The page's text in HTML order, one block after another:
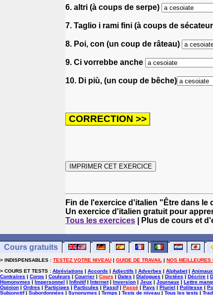
6. altri (à coups de serpe)
7. Taglio i rami fini (à coups de
8. Poi, con (un coup de râteau)
9. Ci vorrebbe anche
10. Di più, (un coup de bêche)
Fin de l'exercice d'italien "Être dans le
Un exercice d'italien gratuit pour
Tous les exercices | Plus de cours et
Cours gratuits
> INDISPENSABLES : TESTEZ VOTRE NIVEAU | GUIDE DE TRAVAIL | NOS MEILLEURES
> COURS ET TESTS : Abréviations | Accords | Adjectifs | Adverbes | Alphabet| Animaux
Contraires | Corps | Couleurs | Courrier | Cours | Dates | Dialogues | Dictées | Décrire |
Homonymes | Impersonnel | Infinitif| Internet| Inversion | Jeux | Journaux | Lettre
Opinion | Ordres | Participes | Particules | Passif| Passé | Pays | Pluriel | Politesse |
Subjonctif| Subordonnées | Synonymes | Temps | Tests de niveau | Tous les tests |